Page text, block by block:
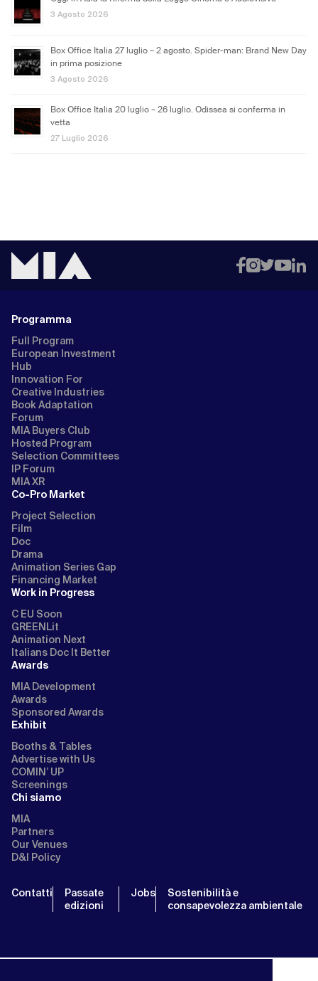
3 Agosto 2026
Box Office Italia 27 luglio – 2 agosto. Spider-man: Brand New Day
in prima posizione
3 Agosto 2026
Box Office Italia 20 luglio – 26 luglio. Odissea si conferma in
vetta
27 Luglio 2026
Programma
Full Program
European Investment
Hub
Innovation For
Creative Industries
Book Adaptation
Forum
MIA Buyers Club
Hosted Program
Selection Committees
IP Forum
MIA XR
Co-Pro Market
Project Selection
Film
Doc
Drama
Animation Series Gap
Financing Market
Work in Progress
C EU Soon
GREENLit
Animation Next
Italians Doc It Better
Awards
MIA Development
Awards
Sponsored Awards
Exhibit
Booths & Tables
Advertise with Us
COMIN’ UP
Screenings
Chi siamo
MIA
Partners
Our Venues
D&I Policy
Contatti
Passate
edizioni
Jobs
Sostenibilità e
consapevolezza ambientale